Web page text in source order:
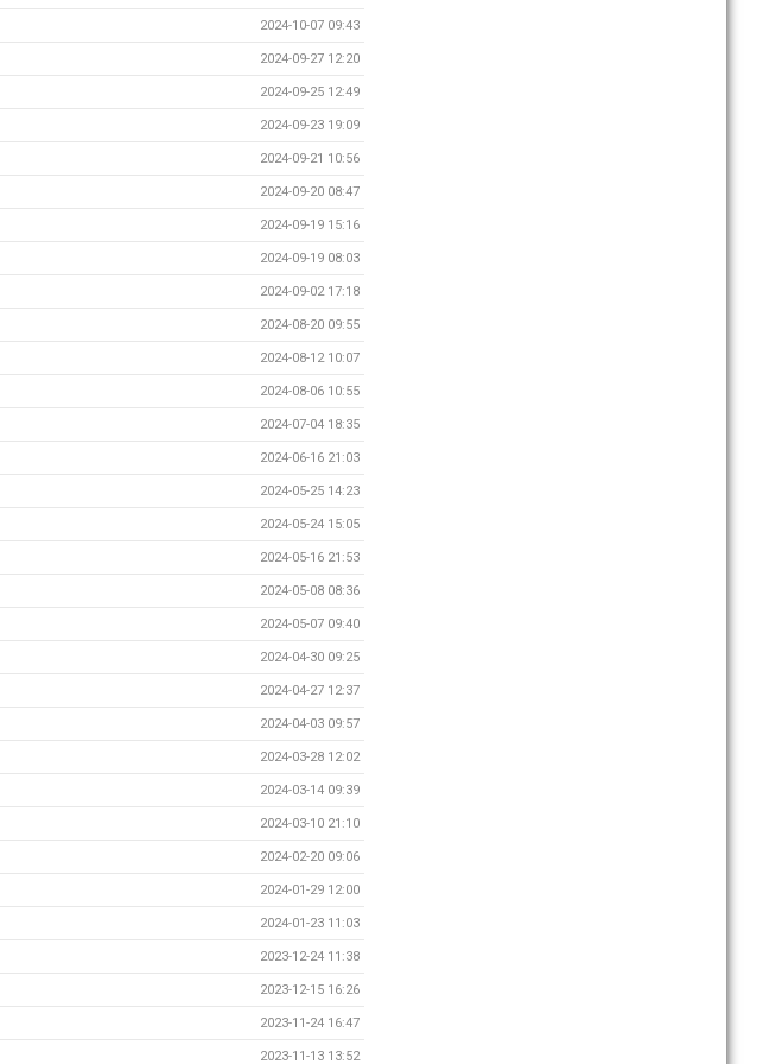
2024-10-07 09:43
2024-09-27 12:20
2024-09-25 12:49
2024-09-23 19:09
2024-09-21 10:56
2024-09-20 08:47
2024-09-19 15:16
2024-09-19 08:03
2024-09-02 17:18
2024-08-20 09:55
2024-08-12 10:07
2024-08-06 10:55
2024-07-04 18:35
2024-06-16 21:03
2024-05-25 14:23
2024-05-24 15:05
2024-05-16 21:53
2024-05-08 08:36
2024-05-07 09:40
2024-04-30 09:25
2024-04-27 12:37
2024-04-03 09:57
2024-03-28 12:02
2024-03-14 09:39
2024-03-10 21:10
2024-02-20 09:06
2024-01-29 12:00
2024-01-23 11:03
2023-12-24 11:38
2023-12-15 16:26
2023-11-24 16:47
2023-11-13 13:52